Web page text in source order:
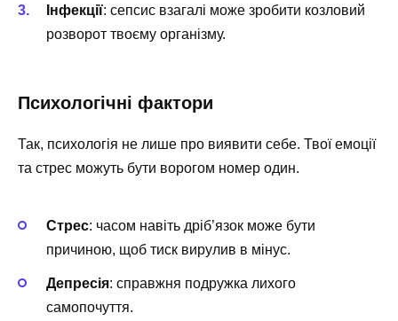
Інфекції: сепсис взагалі може зробити козловий
розворот твоєму організму.
Психологічні фактори
Так, психологія не лише про виявити себе. Твої емоції
та стрес можуть бути ворогом номер один.
Стрес: часом навіть дріб’язок може бути
причиною, щоб тиск вирулив в мінус.
Депресія: справжня подружка лихого
самопочуття.